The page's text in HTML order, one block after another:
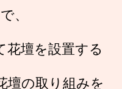
で、
花壇を設置する
壇の取り組みを